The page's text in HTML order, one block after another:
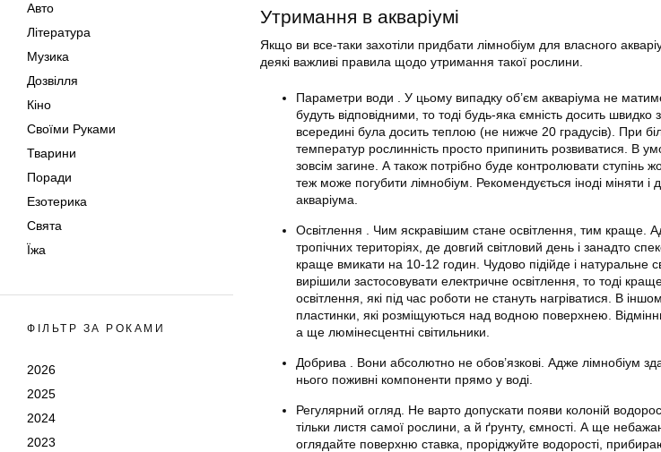
Авто
Література
Музика
Дозвілля
Кіно
Своїми Руками
Тварини
Поради
Езотерика
Свята
Їжа
ФІЛЬТР ЗА РОКАМИ
2026
2025
2024
2023
Утримання в акваріумі
Якщо ви все-таки захотіли придбати лімнобіум для власного
деякі важливі правила щодо утримання такої рослини.
Параметри води . У цьому випадку об’єм акваріума не
будуть відповідними, то тоді будь-яка ємність досить
всередині була досить теплою (не нижче 20 градусів). При
температур рослинність просто припинить розвиватися. В
зовсім загине. А також потрібно буде контролювати ступінь
теж може погубити лімнобіум . Рекомендується іноді міняти і
акваріума.
Освітлення . Чим яскравішим стане освітлення, тим краще.
тропічних територіях, де довгий світловий день і занадто
краще вмикати на 10-12 годин. Чудово підійде і натуральне
вирішили застосовувати електричне освітлення, то тоді
освітлення, які під час роботи не стануть нагріватися. В
пластинки, які розміщуються над водною поверхнею.
а ще люмінесцентні світильники.
Добрива . Вони абсолютно не обов’язкові. Адже лімнобіум
нього поживні компоненти прямо у воді.
Регулярний огляд. Не варто допускати появи колоній
тільки листя самої рослини, а й ґрунту, ємності. А ще
оглядайте поверхню ставка, проріджуйте водорості,